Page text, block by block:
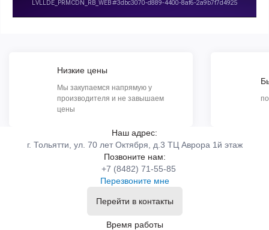
Низкие цены
Мы закупаемся напрямую у
производителя и не завышаем
цены
Наш адрес:
г. Тольятти, ул. 70 лет Октября, д.3 ТЦ Аврора 1й этаж
Позвоните нам:
+7 (8482) 71-55-85
Перезвоните мне
Перейти в контакты
Время работы